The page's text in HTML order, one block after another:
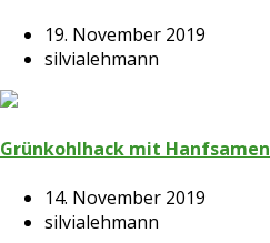
19. November 2019
silvialehmann
Grünkohlhack mit Hanfsamen
14. November 2019
silvialehmann